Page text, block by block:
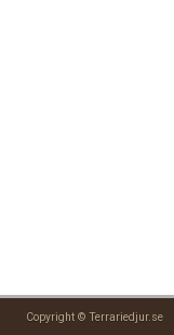
Copyright © Terrariedjur.se